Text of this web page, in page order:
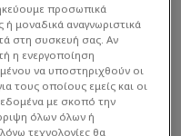
προσωπικά
μοναδικά αναγνωριστικά
στη συσκευή σας. Αν
η ενεργοποίηση
να υποστηριχθούν οι
τους οποίους εμείς και οι
με σκοπό την
όλων όλων ή
τεχνολογίες θα